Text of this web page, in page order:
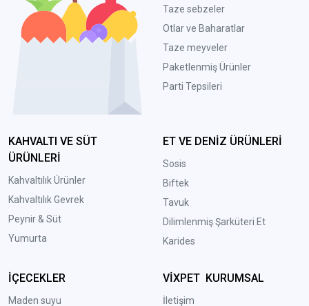
Taze sebzeler
Otlar ve Baharatlar
Taze meyveler
Paketlenmiş Ürünler
Parti Tepsileri
KAHVALTI VE SÜT
ÜRÜNLERİ
Kahvaltılık Ürünler
Kahvaltılık Gevrek
Peynir & Süt
Yumurta
ET VE DENİZ ÜRÜNLERİ
Sosis
Biftek
Tavuk
Dilimlenmiş Şarküteri Et
Karides
İÇECEKLER
Maden suyu
VİXPET KURUMSAL
İletişim